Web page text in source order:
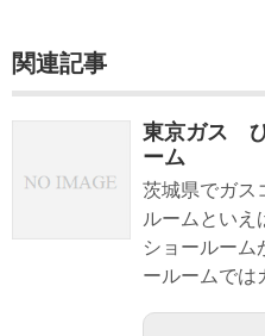
関連記事
東京ガス
ーム
茨城県でガス
ルームといえ
ショールーム
ールームでは